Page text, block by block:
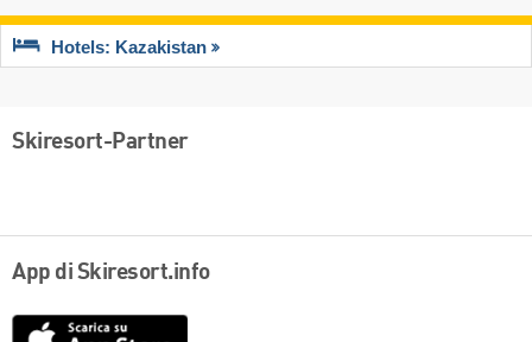
Hotels: Kazakistan
Skiresort-Partner
App di Skiresort.info